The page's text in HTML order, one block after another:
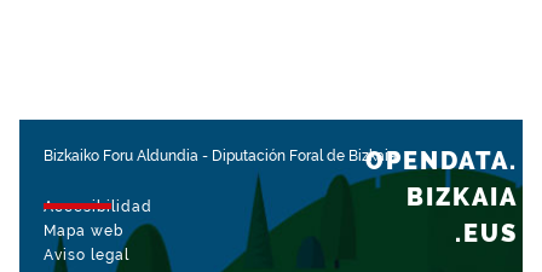
Bizkaiko Foru Aldundia - Diputación Foral de Bizkaia
Accesibilidad
Mapa web
Aviso legal
OPENDATA.
BIZKAIA
.EUS